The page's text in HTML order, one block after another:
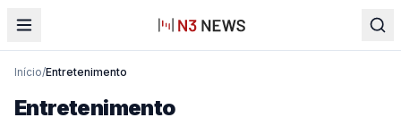
Início/Entretenimento
Entretenimento
ENTRETENIMENTO